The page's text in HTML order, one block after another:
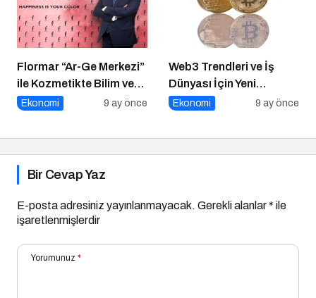
Flormar “Ar-Ge Merkezi”
ile Kozmetikte Bilim ve
Teknolojiyi Buluşturuyor!
Ekonomi 9 ay önce
Web3 Trendleri ve İş
Dünyası İçin Yeni
Fırsatlar
Ekonomi 9 ay önce
Bir Cevap Yaz
E-posta adresiniz yayınlanmayacak. Gerekli alanlar* ile
işaretlenmişlerdir
Yorumunuz *